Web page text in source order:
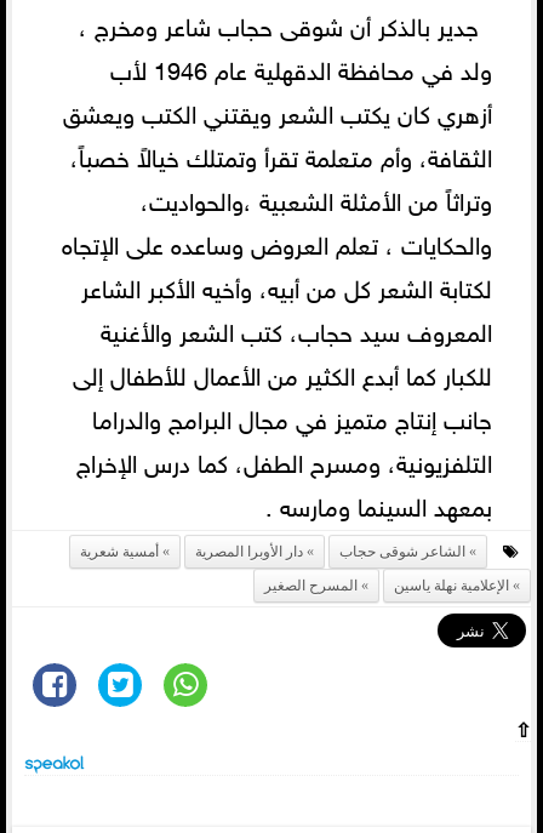
جدير بالذكر أن شوقى حجاب شاعر ومخرج ،
ولد في محافظة الدقهلية عام 1946 لأب
أزهري كان يكتب الشعر ويقتني الكتب ويعشق
الثقافة، وأم متعلمة تقرأ وتمتلك خيالاً خصباً،
وتراثاً من الأمثلة الشعبية ،والحواديت،
والحكايات ، تعلم العروض وساعده على الإتجاه
لكتابة الشعر كل من أبيه، وأخيه الأكبر الشاعر
المعروف سيد حجاب، كتب الشعر والأغنية
للكبار كما أبدع الكثير من الأعمال للأطفال إلى
جانب إنتاج متميز في مجال البرامج والدراما
التلفزيونية، ومسرح الطفل، كما درس الإخراج
بمعهد السينما ومارسه .
الشاعر شوقى حجاب دار الأوبرا المصرية
أمسية شعرية
الإعلامية نهلة ياسين
المسرح الصغير
⇧